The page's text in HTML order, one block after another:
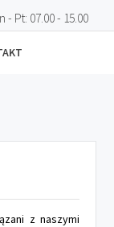
- Pt: 07.00 - 15.00
z naszymi